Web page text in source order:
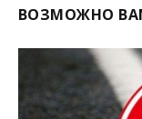
ВОЗМОЖНО